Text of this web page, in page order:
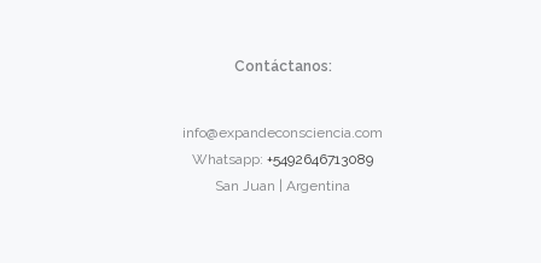
Contáctanos:
info@expandeconsciencia.com
Whatsapp: +5492646713089
San Juan | Argentina